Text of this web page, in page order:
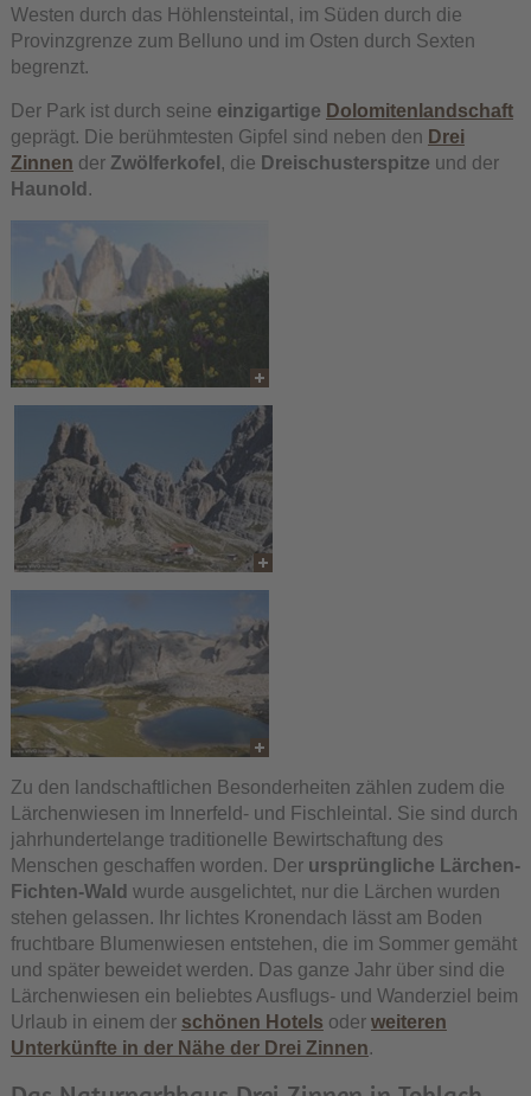
Westen durch das Höhlensteintal, im Süden durch die
Provinzgrenze zum Belluno und im Osten durch Sexten
begrenzt.
Der Park ist durch seine einzigartige Dolomitenlandschaft
geprägt. Die berühmtesten Gipfel sind neben den Drei
Zinnen der Zwölferkofel , die Dreischusterspitze und der
Haunold .
Zu den landschaftlichen Besonderheiten zählen zudem die
Lärchenwiesen im Innerfeld- und Fischleintal. Sie sind durch
jahrhundertelange traditionelle Bewirtschaftung des
Menschen geschaffen worden. Der ursprüngliche Lärchen-
Fichten-Wald wurde ausgelichtet, nur die Lärchen wurden
stehen gelassen. Ihr lichtes Kronendach lässt am Boden
fruchtbare Blumenwiesen entstehen, die im Sommer gemäht
und später beweidet werden. Das ganze Jahr über sind die
Lärchenwiesen ein beliebtes Ausflugs- und Wanderziel beim
Urlaub in einem der schönen Hotels oder weiteren
Unterkünfte in der Nähe der Drei Zinnen.